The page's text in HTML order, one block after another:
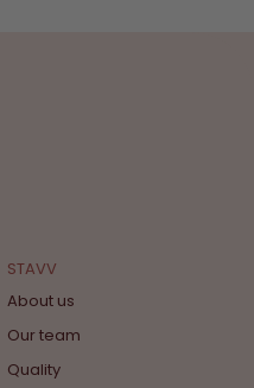
STAVV
About us
Our team
Quality